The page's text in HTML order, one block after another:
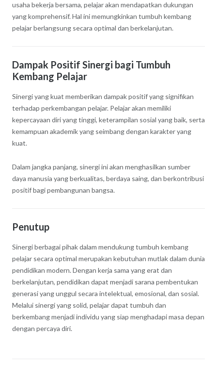
usaha bekerja bersama, pelajar akan mendapatkan dukungan
yang komprehensif. Hal ini memungkinkan tumbuh kembang
pelajar berlangsung secara optimal dan berkelanjutan.
Dampak Positif Sinergi bagi Tumbuh
Kembang Pelajar
Sinergi yang kuat memberikan dampak positif yang signifikan
terhadap perkembangan pelajar. Pelajar akan memiliki
kepercayaan diri yang tinggi, keterampilan sosial yang baik, serta
kemampuan akademik yang seimbang dengan karakter yang
kuat.
Dalam jangka panjang, sinergi ini akan menghasilkan sumber
daya manusia yang berkualitas, berdaya saing, dan berkontribusi
positif bagi pembangunan bangsa.
Penutup
Sinergi berbagai pihak dalam mendukung tumbuh kembang
pelajar secara optimal merupakan kebutuhan mutlak dalam dunia
pendidikan modern. Dengan kerja sama yang erat dan
berkelanjutan, pendidikan dapat menjadi sarana pembentukan
generasi yang unggul secara intelektual, emosional, dan sosial.
Melalui sinergi yang solid, pelajar dapat tumbuh dan
berkembang menjadi individu yang siap menghadapi masa depan
dengan percaya diri.